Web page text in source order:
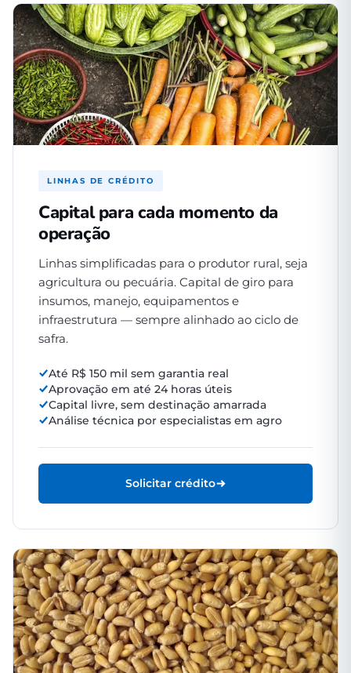
LINHAS DE CRÉDITO
Capital para cada momento da
operação
Linhas simplificadas para o produtor rural, seja
agricultura ou pecuária. Capital de giro para
insumos, manejo, equipamentos e
infraestrutura — sempre alinhado ao ciclo de
safra.
Até R$ 150 mil sem garantia real
Aprovação em até 24 horas úteis
Capital livre, sem destinação amarrada
Análise técnica por especialistas em agro
Solicitar crédito